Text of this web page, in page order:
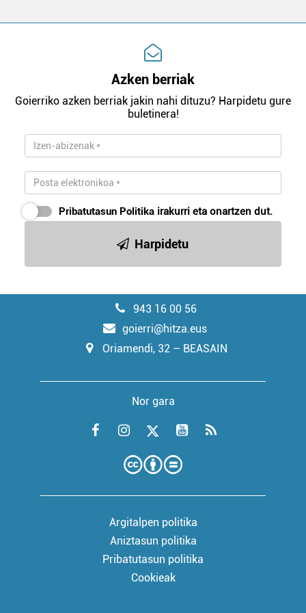
Azken berriak
Goierriko azken berriak jakin nahi dituzu? Harpidetu gure
buletinera!
Pribatutasun Politika irakurri eta onartzen dut.
Harpidetu
943 16 00 56
goierri@hitza.eus
Oriamendi, 32 – BEASAIN
Nor gara
Argitalpen politika
Aniztasun politika
Pribatutasun politika
Cookieak